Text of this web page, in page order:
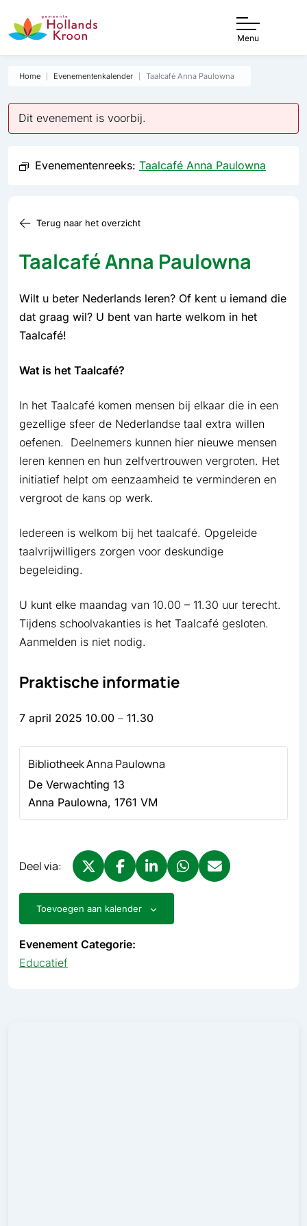
Menu
Home Evenementenkalender Taalcafé Anna Paulowna
Dit evenement is voorbij.
Evenementenreeks: Taalcafé Anna Paulowna
Terug naar het overzicht
Taalcafé Anna Paulowna
Wilt u beter Nederlands leren? Of kent u iemand die
dat graag wil? U bent van harte welkom in het
Taalcafé!
Wat is het Taalcafé?
In het Taalcafé komen mensen bij elkaar die in een
gezellige sfeer de Nederlandse taal extra willen
oefenen. Deelnemers kunnen hier nieuwe mensen
leren kennen en hun zelfvertrouwen vergroten. Het
initiatief helpt om eenzaamheid te verminderen en
vergroot de kans op werk.
Iedereen is welkom bij het taalcafé. Opgeleide
taalvrijwilligers zorgen voor deskundige
begeleiding.
U kunt elke maandag van 10.00 – 11.30 uur terecht.
Tijdens schoolvakanties is het Taalcafé gesloten.
Aanmelden is niet nodig.
Praktische informatie
7 april 2025 10.00 – 11.30
Bibliotheek Anna Paulowna
De Verwachting 13
Anna Paulowna, 1761 VM
Deel via:
Deel via X, opent in nieuw tabblad
Deel via Facebook, opent in nieuw
Deel via LinkedIn, opent in
Deel via WhatsApp, opent
Toevoegen aan kalender
Evenement Categorie:
Educatief